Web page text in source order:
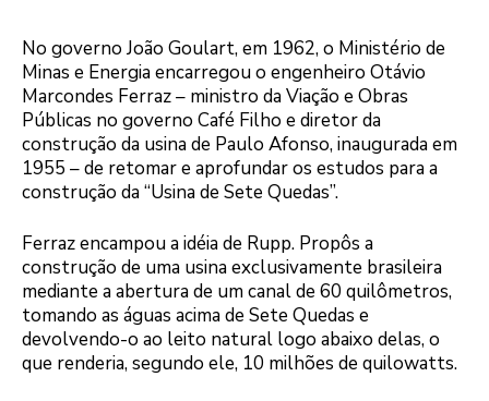
No governo João Goulart, em 1962, o Ministério de
Minas e Energia encarregou o engenheiro Otávio
Marcondes Ferraz – ministro da Viação e Obras
Públicas no governo Café Filho e diretor da
construção da usina de Paulo Afonso, inaugurada em
1955 – de retomar e aprofundar os estudos para a
construção da “Usina de Sete Quedas”.
Ferraz encampou a idéia de Rupp. Propôs a
construção de uma usina exclusivamente brasileira
mediante a abertura de um canal de 60 quilômetros,
tomando as águas acima de Sete Quedas e
devolvendo-o ao leito natural logo abaixo delas, o
que renderia, segundo ele, 10 milhões de quilowatts.